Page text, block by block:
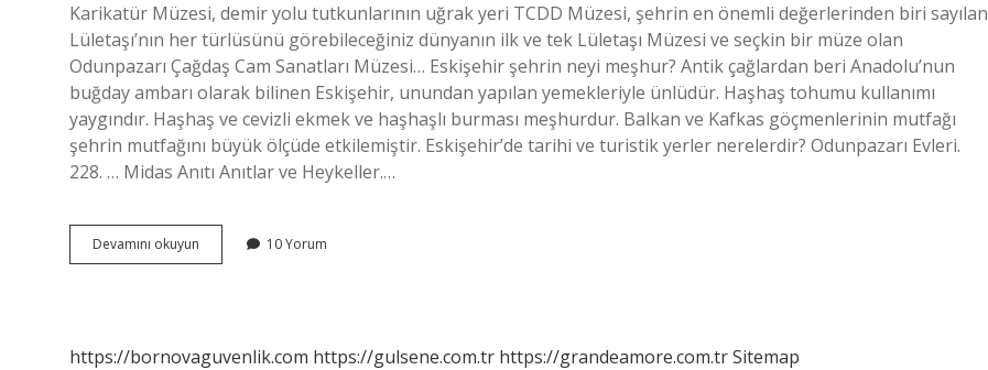
Karikatür Müzesi, demir yolu tutkunlarının uğrak yeri TCDD Müzesi, şehrin en önemli değerlerinden biri sayılan
Lületaşı’nın her türlüsünü görebileceğiniz dünyanın ilk ve tek Lületaşı Müzesi ve seçkin bir müze olan
Odunpazarı Çağdaş Cam Sanatları Müzesi… Eskişehir şehrin neyi meşhur? Antik çağlardan beri Anadolu’nun
buğday ambarı olarak bilinen Eskişehir, unundan yapılan yemekleriyle ünlüdür. Haşhaş tohumu kullanımı
yaygındır. Haşhaş ve cevizli ekmek ve haşhaşlı burması meşhurdur. Balkan ve Kafkas göçmenlerinin mutfağı
şehrin mutfağını büyük ölçüde etkilemiştir. Eskişehir’de tarihi ve turistik yerler nerelerdir? Odunpazarı Evleri.
228. … Midas Anıtı Anıtlar ve Heykeller.…
Devamını okuyun Eskişehir
Nereleri
10 Yorum
https://bornovaguvenlik.com https://gulsene.com.tr https://grandeamore.com.trSitemap